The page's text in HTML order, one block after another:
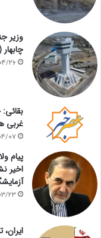
وزیر
26
غربی
07
پیام
اخیر
23